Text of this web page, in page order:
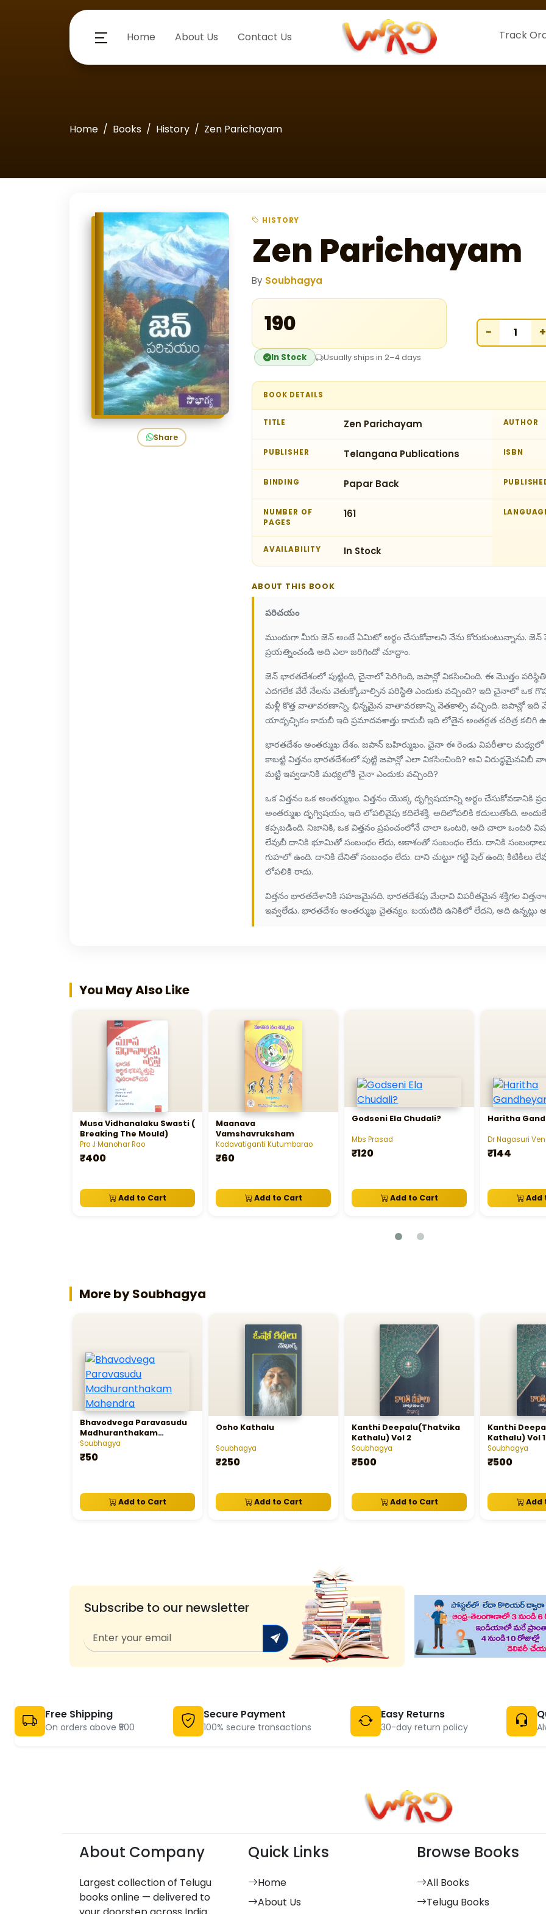
Home About Us Contact Us Track
Home Books History Zen Parichayam
Share
HISTORY
Zen Parichayam
By Soubhagya
₹190
In Stock Usually ships in 2–4 days
− +
BOOK DETAILS
TITLE Zen Parichayam AUTHOR
PUBLISHER Telangana Publications ISBN
BINDING Papar Back
NUMBER OF
PAGES
161
AVAILABILITY In Stock
ABOUT THIS BOOK
పరిచయం
ముందుగా మీరు జెన్ అంటే ఏమిటో అర్థం చేసుకోవాలని నేను కోరుకుంటున్నాను.
ప్రయత్నించండి అది ఎలా జరిగిందో చూద్దాం.
జెన్ భారతదేశంలో పుట్టింది, చైనాలో పెరిగింది, జపాన్లో వికసించింది. ఈ మొత్తం
ఎదగలేక వేరే నేలను వెతుక్కోవాల్సిన పరిస్థితి ఎందుకు వచ్చింది? ఇది చైనాలో ఒక
మళ్లీ కొత్త వాతావరణాన్ని, భిన్నమైన వాతావరణాన్ని వెతకాల్సి వచ్చింది. జపాన్లో ఇది
యాదృచ్ఛికం కాదుబీ ఇది ప్రమాదవశాత్తు కాదుబీ ఇది లోతైన అంతర్గత చరిత్ర కలిగి
భారతదేశం అంతర్ముఖ దేశం. జపాన్ బహిర్ముఖం. చైనా ఈ రెండు విపరీతాల మధ్యలో
కాబట్టి విత్తనం భారతదేశంలో పుట్టి జపాన్లో ఎలా వికసించింది? అవి విరుద్ధమైనవిబీ
మట్టి ఇవ్వడానికి మధ్యలోకి చైనా ఎందుకు వచ్చింది?
ఒక విత్తనం ఒక అంతర్ముఖం. విత్తనం యొక్క దృగ్విషయాన్ని అర్థం చేసుకోవడానికి
అంతర్ముఖ దృగ్విషయం, ఇది లోపలివైపు కదిలేశక్తి. అదిలోపలికి కదులుతోంది.
కప్పబడింది. నిజానికి, ఒక విత్తనం ప్రపంచంలోనే చాలా ఒంటరి, అది చాలా ఒంటరి
లేవుబీ దానికి భూమితో సంబంధం లేదు, ఆకాశంతో సంబంధం లేదు. దానికి సంబంధాలు
గుహలో ఉంది. దానికి దేనితో సంబంధం లేదు. దాని చుట్టూ గట్టి షెల్ ఉంది; కిటికీలు
లోపలికి రాదు.
విత్తనం భారతదేశానికి సహజమైనది. భారతదేశపు మేధావి విపరీతమైన శక్తిగల
ఇవ్వలేడు. భారతదేశం అంతర్ముఖ చైతన్యం. బయటిది ఉనికిలో లేదని, అది ఉన్నట్లు
You May Also Like
Musa Vidhanalaku Swasti (
Breaking The Mould)
Pro J Manohar Rao
₹400
Add to Cart
Maanava
Vamshavruksham
Kodavatiganti Kutumbarao
₹60
Add to Cart
Godseni Ela Chudali?
Mbs Prasad
₹120
Add to Cart
Haritha
Dr Nagasuri
₹144
Add
More by Soubhagya
Bhavodvega Paravasudu
Madhuranthakam
Mahendra
Soubhagya
₹50
Add to Cart
Osho Kathalu
Soubhagya
₹250
Add to Cart
Kanthi Deepalu(Thatvika
Kathalu) Vol 2
Soubhagya
₹500
Add to Cart
Kanthi
Kathalu) Vol 1
Soubhagya
₹500
Add
Subscribe to our newsletter
Free Shipping
On orders above ₹500
Secure Payment
100% secure transactions
Easy Returns
30-day return policy
About Company
Largest collection of Telugu
books online — delivered to
Quick Links
Home
About Us
Browse Books
All Books
Telugu Books